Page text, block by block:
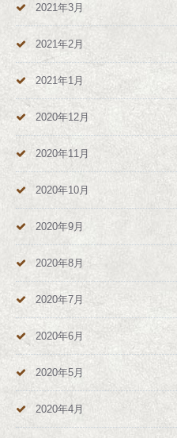
2021年3月
2021年2月
2021年1月
2020年12月
2020年11月
2020年10月
2020年9月
2020年8月
2020年7月
2020年6月
2020年5月
2020年4月